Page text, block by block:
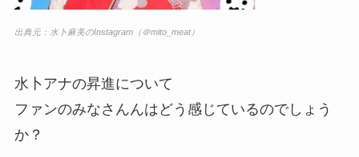
出典元：水卜麻美のInstagram（＠mito_meat）
水卜アナの昇進について
ファンのみなさんんはどう感じているのでしょう
か？